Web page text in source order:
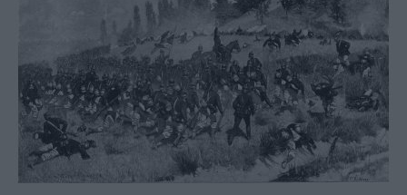
Social